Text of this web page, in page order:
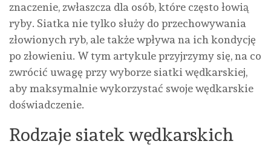
znaczenie, zwłaszcza dla osób, które często łowią
ryby. Siatka nie tylko służy do przechowywania
złowionych ryb, ale także wpływa na ich kondycję
po złowieniu. W tym artykule przyjrzymy się, na co
zwrócić uwagę przy wyborze siatki wędkarskiej,
aby maksymalnie wykorzystać swoje wędkarskie
doświadczenie.
Rodzaje siatek wędkarskich